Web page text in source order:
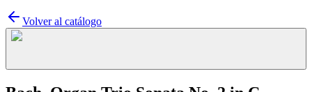
Volver al catálogo